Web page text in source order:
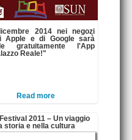
2014 nei negozi
Apple e di Google sarà
gratuitamente l'App
Reale!"
Read more
2011 – Un viaggio
storia e nella cultura